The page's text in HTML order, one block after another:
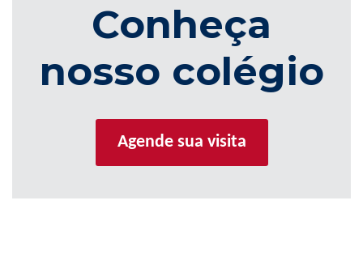
Conheça
nosso colégio
Agende sua visita